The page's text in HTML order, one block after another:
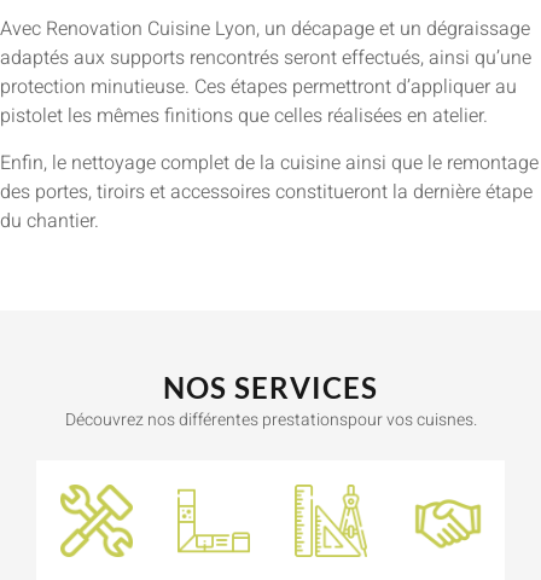
Avec Renovation Cuisine Lyon, un décapage et un dégraissage
adaptés aux supports rencontrés seront effectués, ainsi qu’une
protection minutieuse. Ces étapes permettront d’appliquer au
pistolet les mêmes finitions que celles réalisées en atelier.
Enfin, le nettoyage complet de la cuisine ainsi que le remontage
des portes, tiroirs et accessoires constitueront la dernière étape
du chantier.
NOS SERVICES
Découvrez nos différentes prestationspour vos cuisnes.